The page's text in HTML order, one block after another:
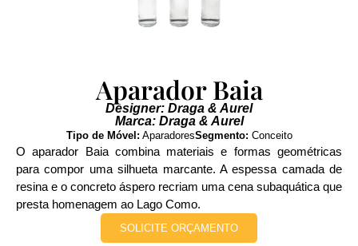
Aparador Baia
Designer: Draga & Aurel
Marca: Draga & Aurel
Tipo de Móvel: AparadoresSegmento: Conceito
O aparador Baia combina materiais e formas geométricas
para compor uma silhueta marcante. A espessa camada de
resina e o concreto áspero recriam uma cena subaquática que
presta homenagem ao Lago Como.
SOLICITE ORÇAMENTO